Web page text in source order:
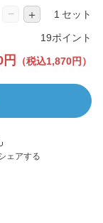
− ＋ セット
19ポイント
（税込1,870円）
ェアする